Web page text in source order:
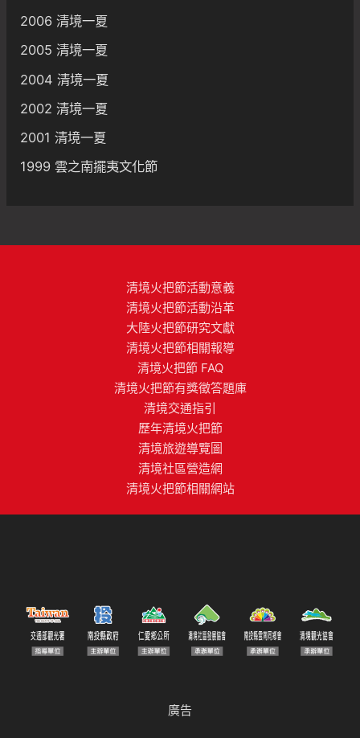
2006 清境一夏
2005 清境一夏
2004 清境一夏
2002 清境一夏
2001 清境一夏
1999 雲之南擺夷文化節
清境火把節活動意義
清境火把節活動沿革
大陸火把節研究文獻
清境火把節相關報導
清境火把節 FAQ
清境火把節有獎徵答題庫
清境交通指引
歷年清境火把節
清境旅遊導覽圖
清境社區營造網
清境火把節相關網站
廣告